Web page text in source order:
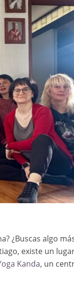
¿Buscas algo
existe un
Kanda, un